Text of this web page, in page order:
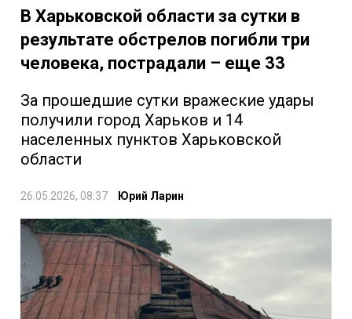
В Харьковской области за сутки в
результате обстрелов погибли три
человека, пострадали – еще 33
За прошедшие сутки вражеские удары
получили город Харьков и 14
населенных пунктов Харьковской
области
26.05.2026, 08:37 Юрий Ларин